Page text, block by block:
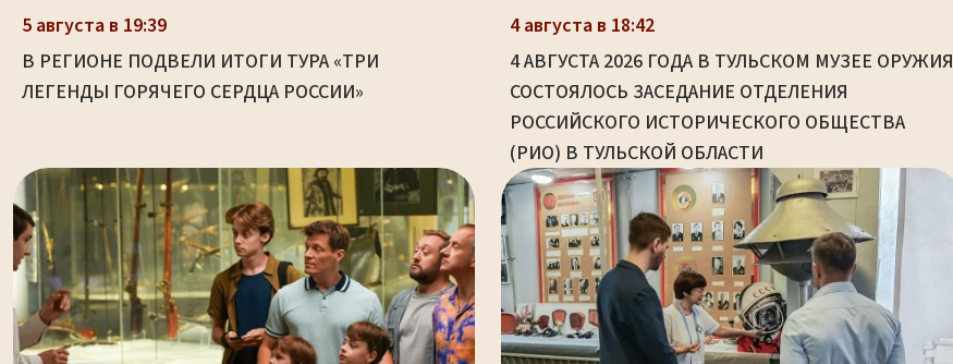
5 августа в 19:39
В РЕГИОНЕ ПОДВЕЛИ ИТОГИ ТУРА «ТРИ
ЛЕГЕНДЫ ГОРЯЧЕГО СЕРДЦА РОССИИ»
4 августа в 18:42
4 АВГУСТА 2026 ГОДА В ТУЛЬСКОМ МУЗЕЕ ОРУЖИЯ
СОСТОЯЛОСЬ ЗАСЕДАНИЕ ОТДЕЛЕНИЯ
РОССИЙСКОГО ИСТОРИЧЕСКОГО ОБЩЕСТВА
(РИО) В ТУЛЬСКОЙ ОБЛАСТИ